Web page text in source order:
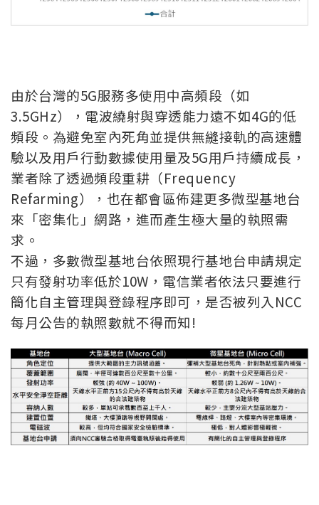
由於台灣的5G服務多使用中高頻段（如
3.5GHz），電波繞射與穿透能力遠不如4G的低
頻段。為避免室內死角並提供無縫接軌的高速體
驗以及用戶行動數據使用量及5G用戶持續成長，
業者除了透過頻段重耕（Frequency
Refarming），也在都會區佈建更多微型基地台
來「密集化」網路，進而產生極大量的執照需
求。
不過，多數微型基地台依照現行基地台申請規定
只有發射功率低於10W，電信業者依法只要進行
簡化自主管理與登錄程序即可，是否被列入NCC
每月公告的執照數就不得而知!